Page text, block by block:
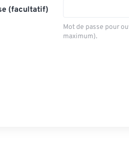
(facultatif)
Mot de passe pour
maximum).